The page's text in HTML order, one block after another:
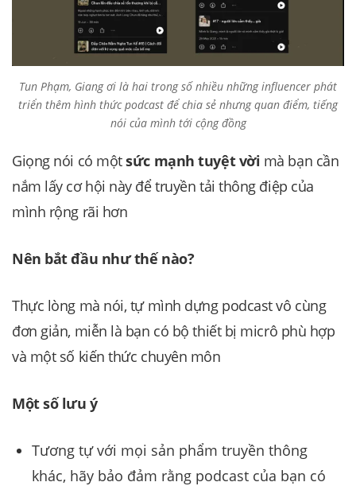
Tun Phạm, Giang ơi là hai trong số nhiều những influencer phát
triển thêm hình thức podcast để chia sẻ nhưng quan điểm, tiếng
nói của mình tới cộng đồng
Giọng nói có mộtsức mạnh tuyệt vời mà bạn cần
nắm lấy cơ hội này để truyền tải thông điệp của
mình rộng rãi hơn
Nên bắt đầu như thế nào?
Thực lòng mà nói, tự mình dựng podcast vô cùng
đơn giản, miễn là bạn có bộ thiết bị micrô phù hợp
và một số kiến ​​thức chuyên môn
Một số lưu ý
Tương tự với mọi sản phẩm truyền thông
khác, hãy bảo đảm rằng podcast của bạn có